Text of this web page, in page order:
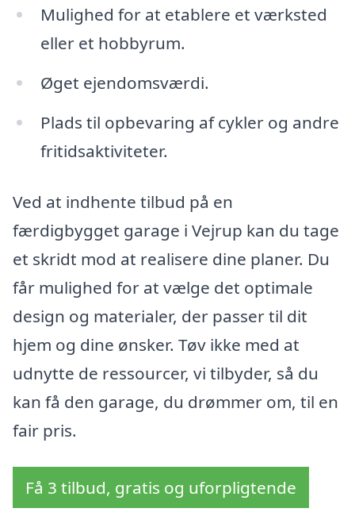
Mulighed for at etablere et værksted
eller et hobbyrum.
Øget ejendomsværdi.
Plads til opbevaring af cykler og andre
fritidsaktiviteter.
Ved at indhente tilbud på en
færdigbygget garage i Vejrup kan du tage
et skridt mod at realisere dine planer. Du
får mulighed for at vælge det optimale
design og materialer, der passer til dit
hjem og dine ønsker. Tøv ikke med at
udnytte de ressourcer, vi tilbyder, så du
kan få den garage, du drømmer om, til en
fair pris.
Få 3 tilbud, gratis og uforpligtende